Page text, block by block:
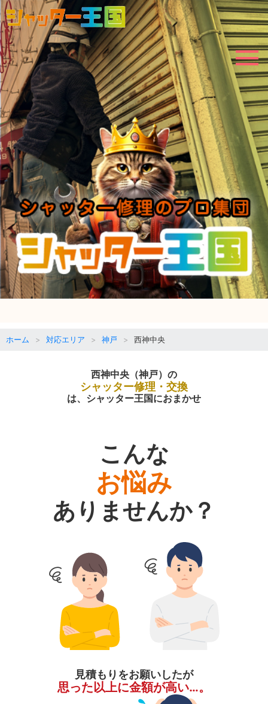
ホーム 対応エリア 神戸 西神中央
西神中央（神戸）の
シャッター修理・交換
は、シャッター王国におまかせ
こんな
お悩み
ありませんか？
見積もりをお願いしたが
思った以上に金額が高い…。